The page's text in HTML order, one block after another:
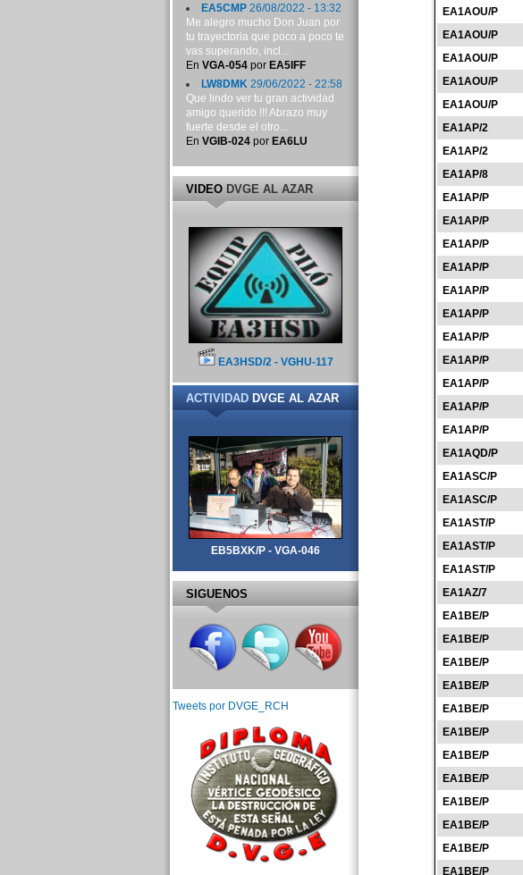
EA1AOU/P
EA1AOU/P
EA1AOU/P
EA1AOU/P
EA1AOU/P
EA1AP/2
EA1AP/2
EA1AP/8
EA1AP/P
EA1AP/P
EA1AP/P
EA1AP/P
EA1AP/P
EA1AP/P
EA1AP/P
EA1AP/P
EA1AP/P
EA1AP/P
EA1AP/P
EA1AQD/P
EA1ASC/P
EA1ASC/P
EA1AST/P
EA1AST/P
EA1AST/P
EA1AZ/7
EA1BE/P
EA1BE/P
EA1BE/P
EA1BE/P
EA1BE/P
EA1BE/P
EA1BE/P
EA1BE/P
EA1BE/P
EA1BE/P
EA1BE/P
EA1BE/P
EA5CMP26/08/2022 - 13:32
Me alegro mucho Don Juan por
tu trayectoria que poco a poco te
vas superando, incl...
En VGA-054por EA5IFF
LW8DMK29/06/2022 - 22:58
Que lindo ver tu gran actividad
amigo querido !!! Abrazo muy
fuerte desde el otro...
En VGIB-024por EA6LU
VIDEODVGE AL AZAR
EA3HSD/2 - VGHU-117
ACTIVIDADDVGE AL AZAR
EB5BXK/P - VGA-046
SIGUENOS
Tweets por DVGE_RCH